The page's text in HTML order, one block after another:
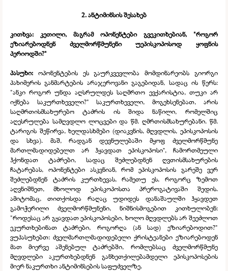
2. ანტიმინსის შესახებ
კითხვა: კეთილი, მაგრამ ოპონენტები გვეკითხებიან, "როგორ
ეზიარებოდნენ ძველმორწმუნენი უეპისკოპოსოდ ყოფნის
პერიოდში?"
პასუხი: ოპონენტების ეს გაურკვევლობა მომდინარეობს გიორგი
პახიმერის განმარტების არაჯეროვანი გაგებიდან, სადაც ის წერს:
"ანკი როგორ უნდა აღსრულდეს საღმრთო ევქარისტია, თუკი არ
იქნება საკურთხეველი?" საკურთხეველი, მოგეხსენებათ, არის
საღმრთისმსახურებო ტაძრის ის შიდა ნაწილი, რომელშიც
აღესრულება სამღვდლო ლოცვები და წმ. ღმრთისმსახურებანი. წმ.
ტარიგის შეწირვა, ხელდასხმები (დიაკვნის, მღვდლის, ეპისკოპოსის
და სხვა). მაშ, რადგან დევნულებაში მყოფ ძველმორწმუნე
მართლმადიდებელთ არ ჰყავდათ ეპისკოპოსი*, ჩამორთმეული
ჰქონდათ ტაძრები, სადაც შეძლებდნენ ღვთისმსახურების
ჩატარებას, ოპონენტები ასკვნიან, რომ ეპისკოპოსის გარეშე ვერ
შეძლებდნენ ტაძრის კურთხევას, რამეთუ ეს, როგორც ზემოთ
აღვნიშნეთ, მხოლოდ ეპისკოპოსთა პრეროგატივაში შედის.
ამიტომაც, თითქოსდა რაღაც უდიდეს დანაშაულში ჰყავდეთ
გამოჭერილი ძველმორწმუნენი, ნიშნისმოგებით კითხულობენ:
"როდესაც არ გყავდათ ეპისკოპოსები, ხოლო მღვდლებს არ შეეძლოთ
ეკურთხებინათ ტაძრები, როგორღა (ან სად) ეზიარებოდით?"
ვუპასუხებთ: ძველმართლმადიდებელი ქრისტეანები ეზიარებოდენ
მათ მიერვე აშენებულ ტაძრებში, რომლებსაც ძველმორწმუნე
მღვდლები აკურთხებდნენ განხეთქილებამდელი ეპისკოპოსების
მიერ ნაკურთხი ანტიმინსების საფუძველზე.